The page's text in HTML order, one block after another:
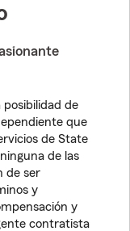
de
que
de State
de las
de ser
y
y
contratista